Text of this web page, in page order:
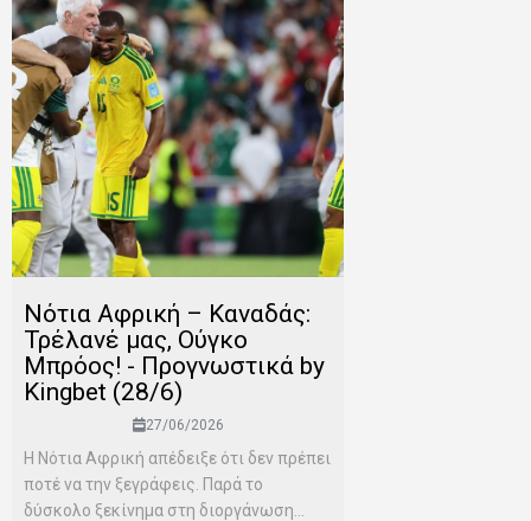
Νότια Αφρική – Καναδάς:
Τρέλανέ μας, Ούγκο
Μπρόος! - Προγνωστικά by
Kingbet (28/6)
27/06/2026
Η Νότια Αφρική απέδειξε ότι δεν πρέπει
ποτέ να την ξεγράφεις. Παρά το
δύσκολο ξεκίνημα στη διοργάνωση...